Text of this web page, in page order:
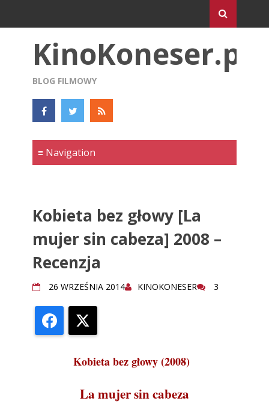
KinoKoneser.pl
BLOG FILMOWY
Kobieta bez głowy [La
mujer sin cabeza] 2008 –
Recenzja
26 WRZEŚNIA 2014 KINOKONESER 3
Facebook
Kobieta bez głowy (2008)
La mujer sin cabeza